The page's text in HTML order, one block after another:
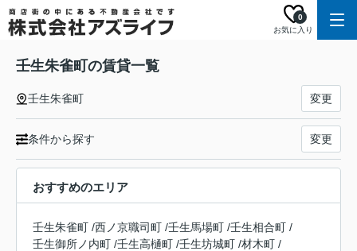
お気に入り
0
壬生朱雀町の賃貸一覧
壬生朱雀町 変更
条件から探す 変更
おすすめのエリア
壬生朱雀町 /西ノ京職司町 /壬生馬場町 /壬生相合町 /
壬生御所ノ内町 /壬生高樋町 /壬生坊城町 /材木町 /